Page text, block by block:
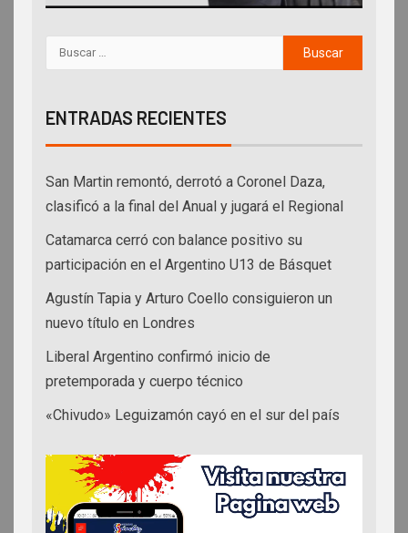
ENTRADAS RECIENTES
San Martin remontó, derrotó a Coronel Daza,
clasificó a la final del Anual y jugará el Regional
Catamarca cerró con balance positivo su
participación en el Argentino U13 de Básquet
Agustín Tapia y Arturo Coello consiguieron un
nuevo título en Londres
Liberal Argentino confirmó inicio de
pretemporada y cuerpo técnico
«Chivudo» Leguizamón cayó en el sur del país